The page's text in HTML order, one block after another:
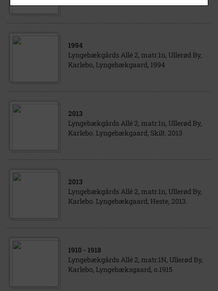
1994
Lyngebækgårds Allé 2, matr.1n, Ullerød By,
Karlebo, Lyngebækgaard, 1994
2013
Lyngebækgårds Allé 2, matr.1n, Ullerød By,
Karlebo. Lyngebækgaard, Skilt. 2013
2013
Lyngebækgårds Allé 2, matr.1n, Ullerød By,
Karlebo. Lyngebækgaard, Heste, 2013.
1910 - 1918
Lyngebækgårds Allé 2, matr.1N, Ullerød By,
Karlebo, Lyngebæksgaard, o.1915